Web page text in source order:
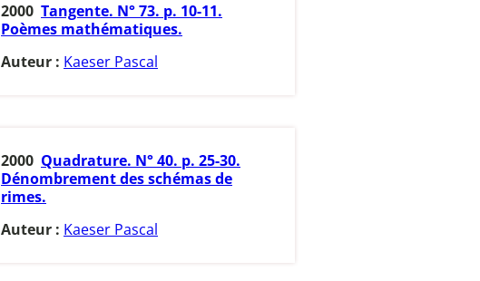
2000 Tangente. N° 73. p. 10-11.
Poèmes mathématiques.
Auteur : Kaeser Pascal
2000 Quadrature. N° 40. p. 25-30.
Dénombrement des schémas de
rimes.
Auteur : Kaeser Pascal